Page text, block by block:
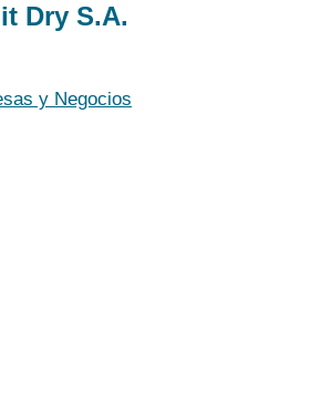
Dry S.A.
y Negocios